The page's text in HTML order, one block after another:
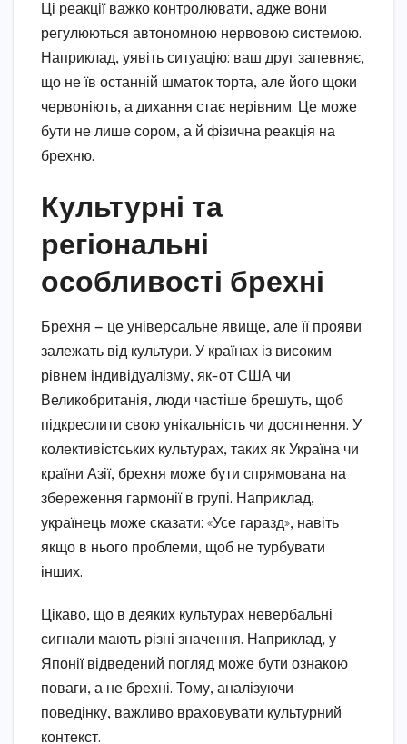
Ці реакції важко контролювати, адже вони
регулюються автономною нервовою системою.
Наприклад, уявіть ситуацію: ваш друг запевняє,
що не їв останній шматок торта, але його щоки
червоніють, а дихання стає нерівним. Це може
бути не лише сором, а й фізична реакція на
брехню.
Культурні та
регіональні
особливості брехні
Брехня — це універсальне явище, але її прояви
залежать від культури. У країнах із високим
рівнем індивідуалізму, як-от США чи
Великобританія, люди частіше брешуть, щоб
підкреслити свою унікальність чи досягнення. У
колективістських культурах, таких як Україна чи
країни Азії, брехня може бути спрямована на
збереження гармонії в групі. Наприклад,
українець може сказати: «Усе гаразд», навіть
якщо в нього проблеми, щоб не турбувати
інших.
Цікаво, що в деяких культурах невербальні
сигнали мають різні значення. Наприклад, у
Японії відведений погляд може бути ознакою
поваги, а не брехні. Тому, аналізуючи
поведінку, важливо враховувати культурний
контекст.